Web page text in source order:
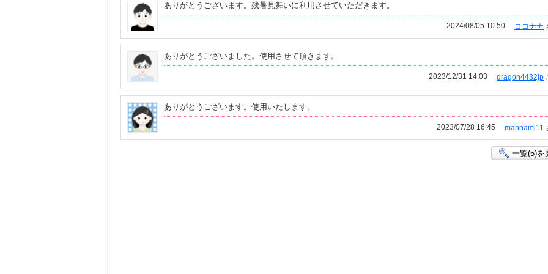
ありがとうございます。残暑見舞いに利用させていただきます。
ココナナ
2024/08/05 10:50
ありがとうございました。使用させて頂きます。
dragon4432jp
2023/12/31 14:03
ありがとうございます。使用いたします。
mannami11
2023/07/28 16:45
一覧(5)を